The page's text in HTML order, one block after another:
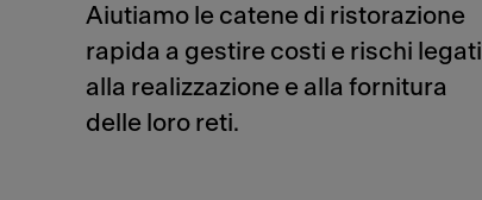
Aiutiamo le catene di ristorazione
rapida a gestire costi e rischi legati
alla realizzazione e alla fornitura
delle loro reti.